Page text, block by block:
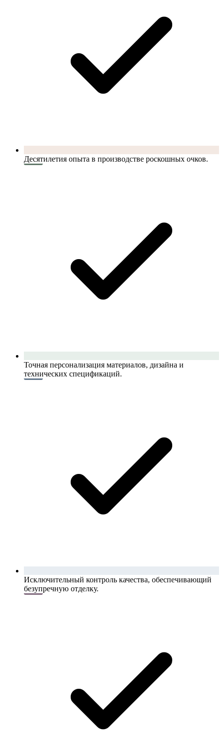
Десятилетия опыта в производстве роскошных очков.
Точная персонализация материалов, дизайна и
технических спецификаций.
Исключительный контроль качества, обеспечивающий
безупречную отделку.